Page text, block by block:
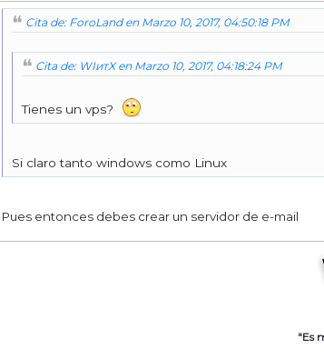
Cita de: ForoLand en Marzo 10, 2017, 04:50:18 PM
Cita de: WIитX en Marzo 10, 2017, 04:18:24 PM
Tienes un vps?
Si claro tanto windows como Linux
Pues entonces debes crear un servidor de e-mail
"Es